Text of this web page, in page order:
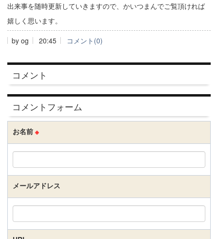
出来事を随時更新していきますので、かいつまんでご覧頂ければ
嬉しく思います。
by og 20:45 コメント(0)
コメント
コメントフォーム
お名前 ※
メールアドレス